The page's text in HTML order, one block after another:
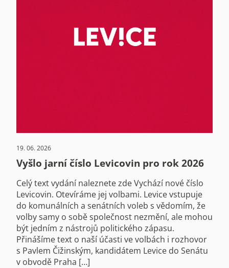
19. 06. 2026
Vyšlo jarní číslo Levicovin pro rok 2026
Celý text vydání naleznete zde Vychází nové číslo
Levicovin. Otevíráme jej volbami. Levice vstupuje
do komunálních a senátních voleb s vědomím, že
volby samy o sobě společnost nezmění, ale mohou
být jedním z nástrojů politického zápasu.
Přinášíme text o naší účasti ve volbách i rozhovor
s Pavlem Čižinským, kandidátem Levice do Senátu
v obvodě Praha […]